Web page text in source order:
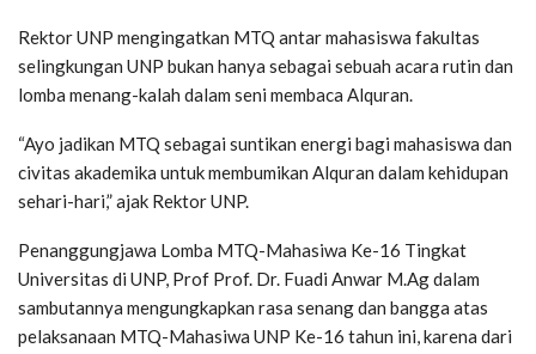
Rektor UNP mengingatkan MTQ antar mahasiswa fakultas
selingkungan UNP bukan hanya sebagai sebuah acara rutin dan
lomba menang-kalah dalam seni membaca Alquran.
“Ayo jadikan MTQ sebagai suntikan energi bagi mahasiswa dan
civitas akademika untuk membumikan Alquran dalam kehidupan
sehari-hari,” ajak Rektor UNP.
Penanggungjawa Lomba MTQ-Mahasiwa Ke-16 Tingkat
Universitas di UNP, Prof Prof. Dr. Fuadi Anwar M.Ag dalam
sambutannya mengungkapkan rasa senang dan bangga atas
pelaksanaan MTQ-Mahasiwa UNP Ke-16 tahun ini, karena dari